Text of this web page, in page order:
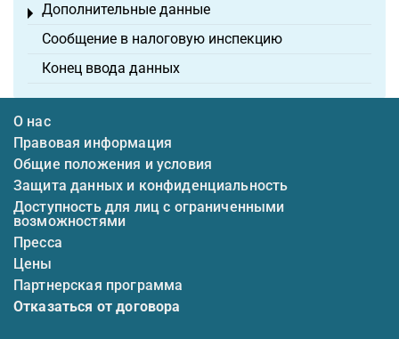
Дополнительные данные
Toggle menu
Сообщение в налоговую инспекцию
Конец ввода данных
О нас
Правовая информация
Общие положения и условия
Защита данных и конфиденциальность
Доступность для лиц с ограниченными
возможностями
Пресса
Цены
Партнерская программа
Отказаться от договора